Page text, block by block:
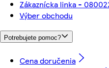
Zákaznícka linka -
Výber obchodu
Potrebujete pomoc?
Cena doručenia